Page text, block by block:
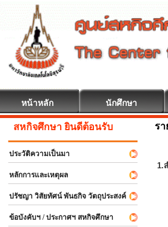
หน้าหลัก นักศึกษา
สหกิจศึกษา ยินดีต้อนรับ
ประวัติความเป็นมา
หลักการและเหตุผล
ปรัชญา วิสัยทัศน์ พันธกิจ วัตถุประสงค์
ข้อบังคับฯ / ประกาศฯ สหกิจศึกษา
รา
1.